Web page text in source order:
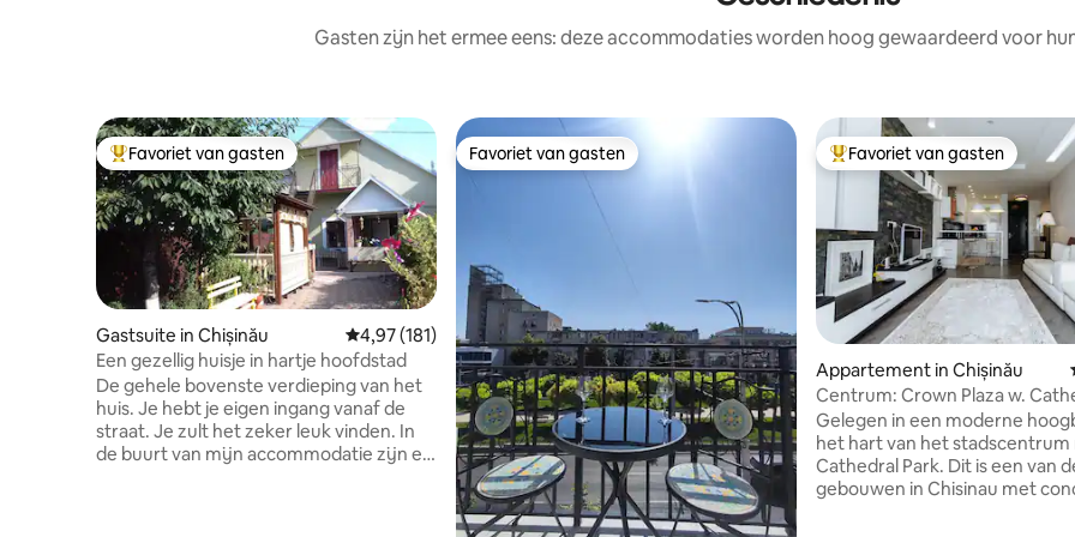
Gasten zijn het ermee eens: deze accommodaties worden hoog gewaardeerd voor
Topfavoriet van gasten
Favoriet van gasten
Gastsuite in Chișinău Gemiddelde beoordeling van 4,97 uit 5, 181 recensies
4,97 (181)
Een gezellig huisje in hartje hoofdstad
De gehele bovenste verdieping van het
huis. Je hebt je eigen ingang vanaf de
straat. Je zult het zeker leuk vinden. In
de buurt van mijn accommodatie zijn er
Favoriet van gasten
Favoriet van gasten Topfavoriet van gasten
Favoriet van gasten
Appartement in Chișinău
Centrum: Crown Plaza w.
& Gym
Gelegen in een moderne
het hart van het stadscentrum
Cathedral Park. Dit is een van
gebouwen in Chisinau met